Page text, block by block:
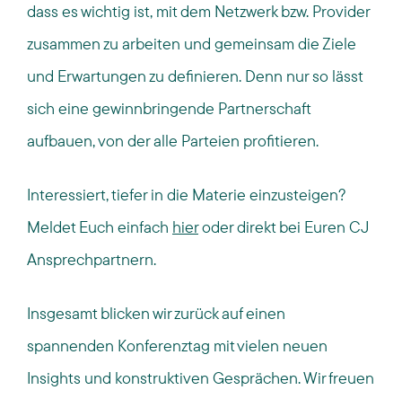
dass es wichtig ist, mit dem Netzwerk bzw. Provider
zusammen zu arbeiten und gemeinsam die Ziele
und Erwartungen zu definieren. Denn nur so lässt
sich eine gewinnbringende Partnerschaft
aufbauen, von der alle Parteien profitieren.
Interessiert, tiefer in die Materie einzusteigen?
Meldet Euch einfach hieroder direkt bei Euren CJ
Ansprechpartnern.
Insgesamt blicken wir zurück auf einen
spannenden Konferenztag mit vielen neuen
Insights und konstruktiven Gesprächen. Wir freuen